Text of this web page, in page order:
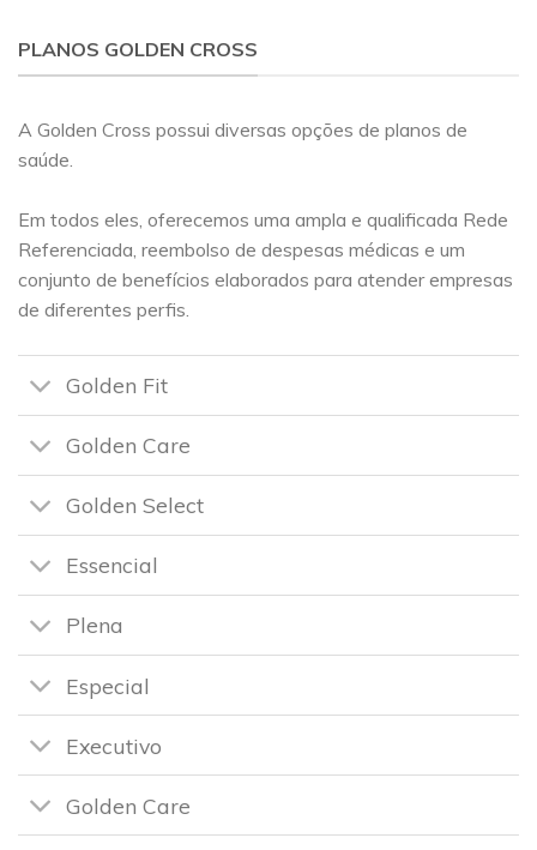
PLANOS GOLDEN CROSS
A Golden Cross possui diversas opções de planos de
saúde.
Em todos eles, oferecemos uma ampla e qualificada Rede
Referenciada, reembolso de despesas médicas e um
conjunto de benefícios elaborados para atender empresas
de diferentes perfis.
Golden Fit
Golden Care
Golden Select
Essencial
Plena
Especial
Executivo
Golden Care